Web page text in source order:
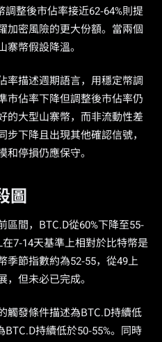
調整後市佔率接近62-64%則提
加密風險的更大份額。當兩個
幣假設降溫。
率描述週期語言，用穩定幣調
市佔率下降但調整後市佔率仍
的大型山寨幣，而非流動性差
下降且出現其他確認信號，
停損仍應保守。
圖
區間，BTC.D從60%下降至55-
在7-14天基準上相對於比特幣是
季節指數約為52-55，從49上
但未必已完成。
觸發條件描述為BTC.D持續低
持續低於50-55%。同時